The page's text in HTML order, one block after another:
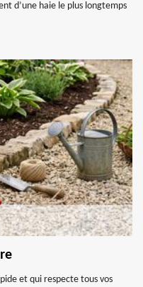
d’une haie le plus longtemps
et qui respecte tous vos